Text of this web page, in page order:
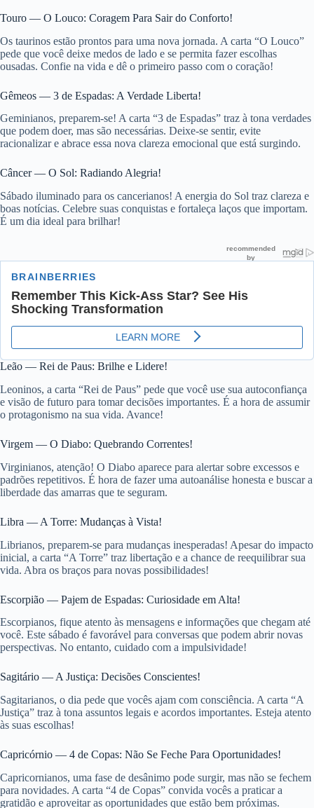
Touro — O Louco: Coragem Para Sair do Conforto!
Os taurinos estão prontos para uma nova jornada. A carta “O Louco”
pede que você deixe medos de lado e se permita fazer escolhas
ousadas. Confie na vida e dê o primeiro passo com o coração!
Gêmeos — 3 de Espadas: A Verdade Liberta!
Geminianos, preparem-se! A carta “3 de Espadas” traz à tona verdades
que podem doer, mas são necessárias. Deixe-se sentir, evite
racionalizar e abrace essa nova clareza emocional que está surgindo.
Câncer — O Sol: Radiando Alegria!
Sábado iluminado para os cancerianos! A energia do Sol traz clareza e
boas notícias. Celebre suas conquistas e fortaleça laços que importam.
É um dia ideal para brilhar!
Leão — Rei de Paus: Brilhe e Lidere!
Leoninos, a carta “Rei de Paus” pede que você use sua autoconfiança
e visão de futuro para tomar decisões importantes. É a hora de assumir
o protagonismo na sua vida. Avance!
Virgem — O Diabo: Quebrando Correntes!
Virginianos, atenção! O Diabo aparece para alertar sobre excessos e
padrões repetitivos. É hora de fazer uma autoanálise honesta e buscar a
liberdade das amarras que te seguram.
Libra — A Torre: Mudanças à Vista!
Librianos, preparem-se para mudanças inesperadas! Apesar do impacto
inicial, a carta “A Torre” traz libertação e a chance de reequilibrar sua
vida. Abra os braços para novas possibilidades!
Escorpião — Pajem de Espadas: Curiosidade em Alta!
Escorpianos, fique atento às mensagens e informações que chegam até
você. Este sábado é favorável para conversas que podem abrir novas
perspectivas. No entanto, cuidado com a impulsividade!
Sagitário — A Justiça: Decisões Conscientes!
Sagitarianos, o dia pede que vocês ajam com consciência. A carta “A
Justiça” traz à tona assuntos legais e acordos importantes. Esteja atento
às suas escolhas!
Capricórnio — 4 de Copas: Não Se Feche Para Oportunidades!
Capricornianos, uma fase de desânimo pode surgir, mas não se fechem
para novidades. A carta “4 de Copas” convida vocês a praticar a
gratidão e aproveitar as oportunidades que estão bem próximas.